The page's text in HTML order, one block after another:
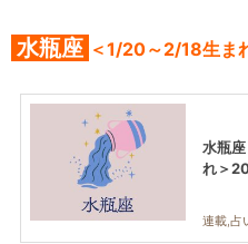
水瓶座 ＜1/20～2/18生ま
水瓶
れ＞
連載,占